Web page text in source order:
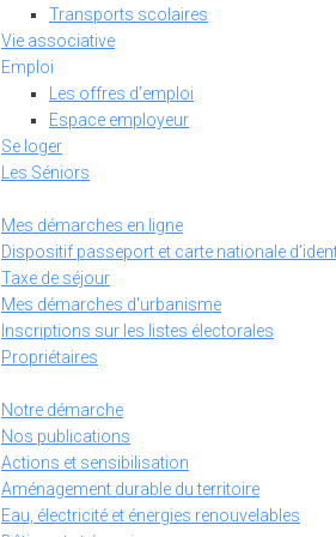
Transports scolaires
Vie associative
Emploi
Les offres d’emploi
Espace employeur
Se loger
Les Séniors
Mes démarches en ligne
Dispositif passeport et carte nationale
Taxe de séjour
Mes démarches d'urbanisme
Inscriptions sur les listes électorales
Propriétaires
Notre démarche
Nos publications
Actions et sensibilisation
Aménagement durable du territoire
Eau, électricité et énergies renouvelables